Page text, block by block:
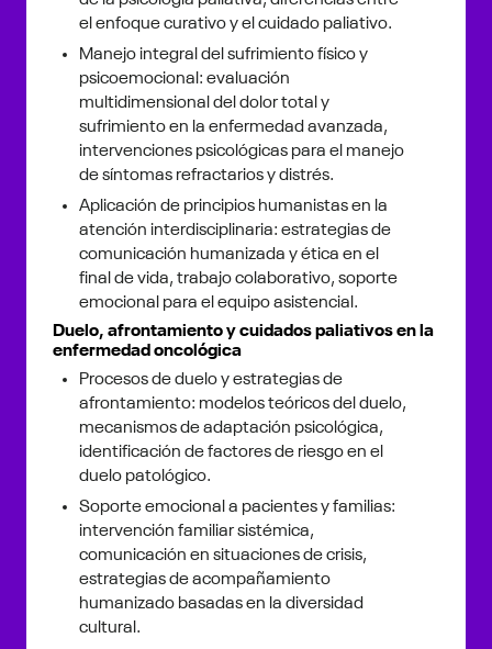
el enfoque curativo y el cuidado paliativo.
Manejo integral del sufrimiento físico y
psicoemocional: evaluación
multidimensional del dolor total y
sufrimiento en la enfermedad avanzada,
intervenciones psicológicas para el manejo
de síntomas refractarios y distrés.
Aplicación de principios humanistas en la
atención interdisciplinaria: estrategias de
comunicación humanizada y ética en el
final de vida, trabajo colaborativo, soporte
emocional para el equipo asistencial.
Duelo, afrontamiento y cuidados paliativos en la
enfermedad oncológica
Procesos de duelo y estrategias de
afrontamiento: modelos teóricos del duelo,
mecanismos de adaptación psicológica,
identificación de factores de riesgo en el
duelo patológico.
Soporte emocional a pacientes y familias:
intervención familiar sistémica,
comunicación en situaciones de crisis,
estrategias de acompañamiento
humanizado basadas en la diversidad
cultural.